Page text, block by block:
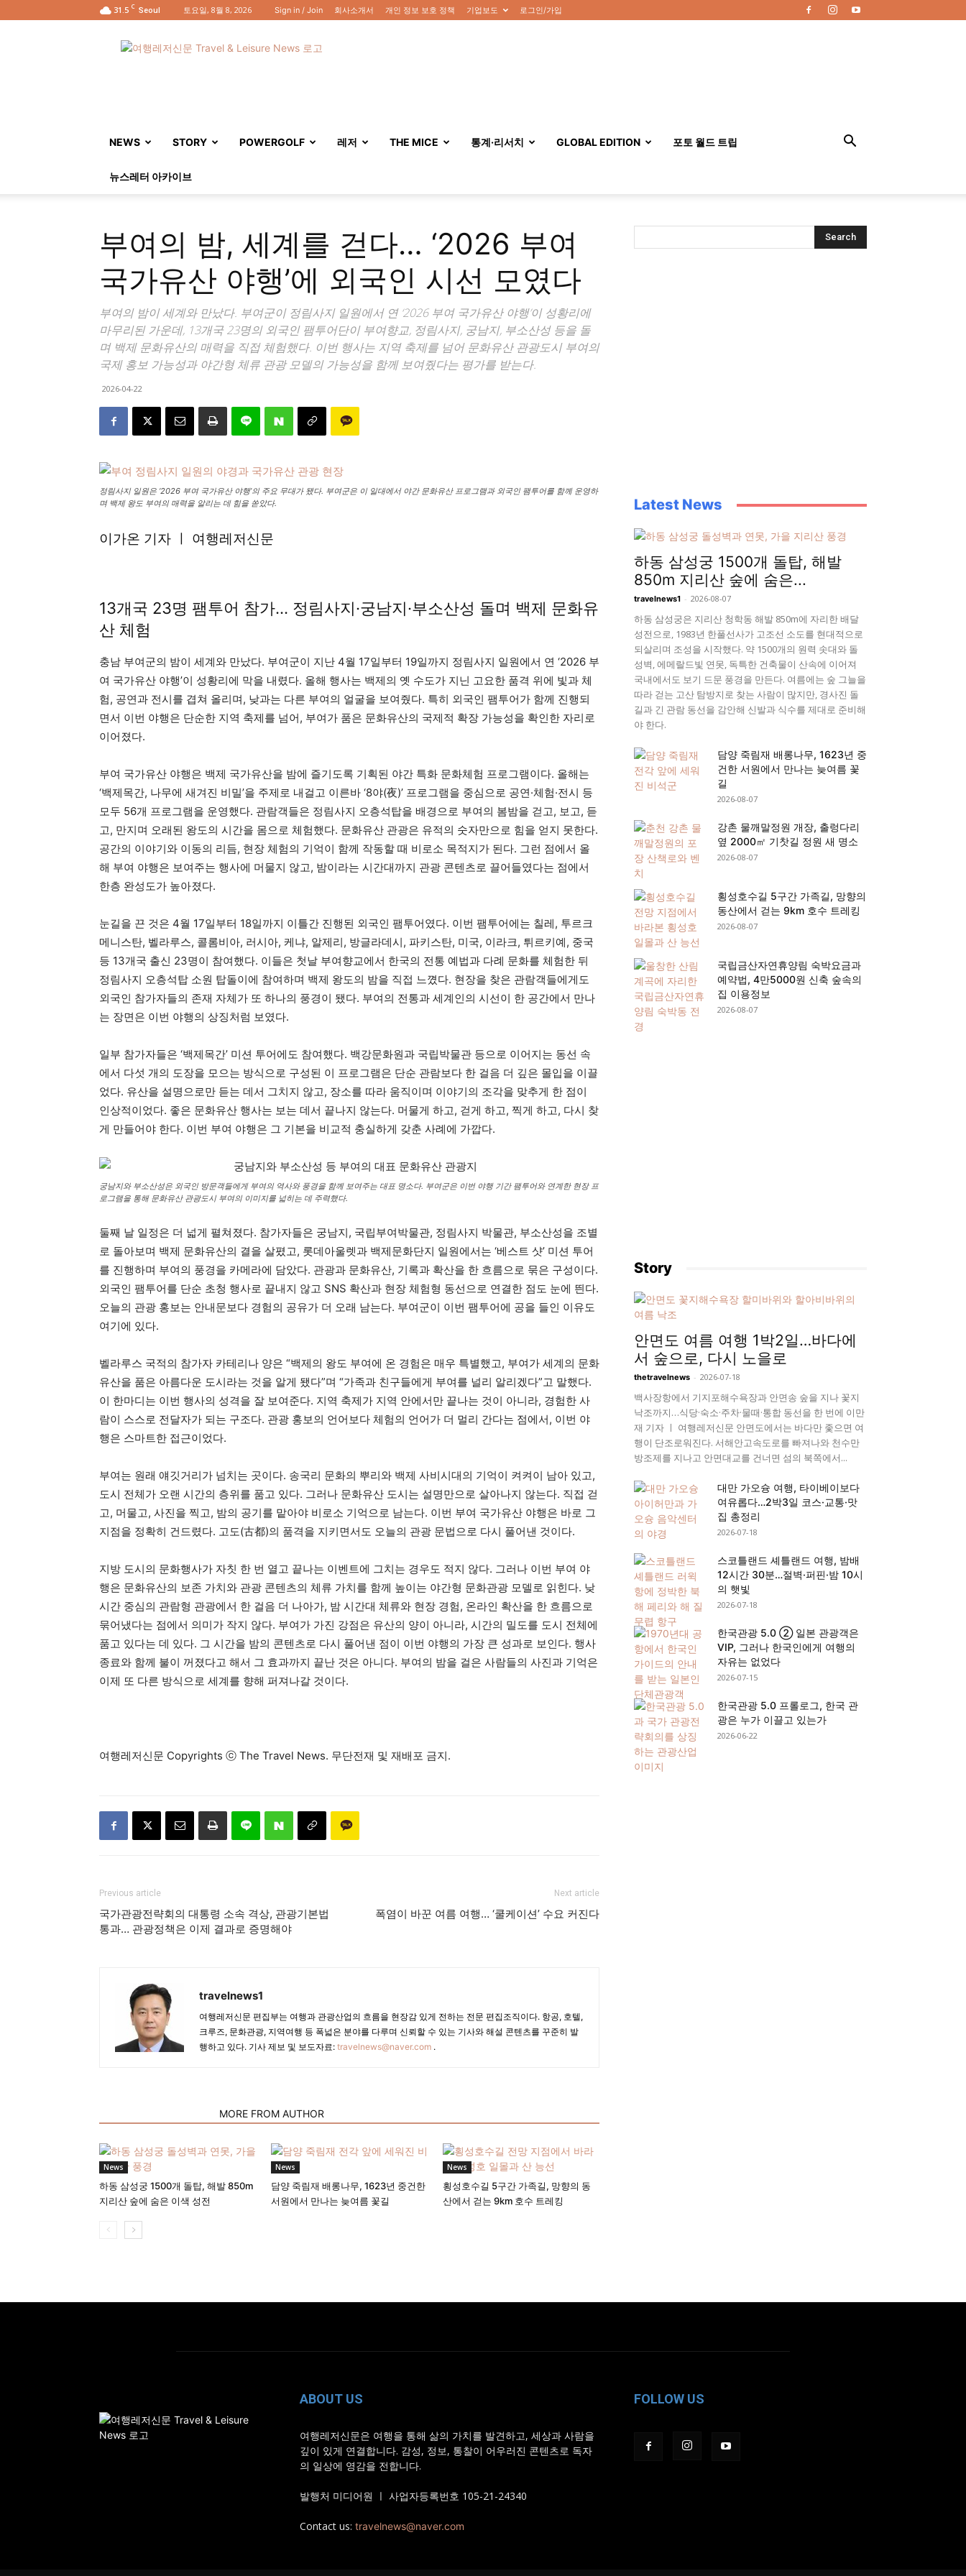
31.5 C Seoul 토요일, 8월 8, 2026 Sign in / Join 회사소개서 개인 정보 보호 정책 기업보도 로그인/가입
여
NEWS
STORY POWERGOLF 레저 THE MICE 통계·리서치 GLOBAL EDITION 포토 월드 트립
뉴스레터 아카이브
부여의 밤, 세계를 걷다… ‘2026 부여
국가유산 야행’에 외국인 시선 모였다
부여의 밤이 세계와 만났다. 부여군이 정림사지 일원에서 연 ‘2026 부여 국가유산 야행’이 성황리에
마무리된 가운데, 13개국 23명의 외국인 팸투어단이 부여향교, 정림사지, 궁남지, 부소산성 등을 돌
며 백제 문화유산의 매력을 직접 체험했다. 이번 행사는 지역 축제를 넘어 문화유산 관광도시 부여의
국제 홍보 가능성과 야간형 체류 관광 모델의 가능성을 함께 보여줬다는 평가를 받는다.
2026-04-22
정림사지 일원은 ‘2026 부여 국가유산 야행’의 주요 무대가 됐다. 부여군은 이 일대에서 야간 문화유산 프로그램과 외국인 팸투어를 함께 운영하
며 백제 왕도 부여의 매력을 알리는 데 힘을 쏟았다.
이가온 기자 ㅣ 여행레저신문
13개국 23명 팸투어 참가… 정림사지·궁남지·부소산성 돌며 백제 문화유
산 체험
충남 부여군의 밤이 세계와 만났다. 부여군이 지난 4월 17일부터 19일까지 정림사지 일원에서 연 ‘2026 부
여 국가유산 야행’이 성황리에 막을 내렸다. 올해 행사는 백제의 옛 수도가 지닌 고요한 품격 위에 빛과 체
험, 공연과 전시를 겹쳐 올리며, 낮과는 다른 부여의 얼굴을 보여줬다. 특히 외국인 팸투어가 함께 진행되
면서 이번 야행은 단순한 지역 축제를 넘어, 부여가 품은 문화유산의 국제적 확장 가능성을 확인한 자리로
이어졌다.
부여 국가유산 야행은 백제 국가유산을 밤에 즐기도록 기획된 야간 특화 문화체험 프로그램이다. 올해는
‘백제목간, 나무에 새겨진 비밀’을 주제로 내걸고 이른바 ‘8야(夜)’ 프로그램을 중심으로 공연·체험·전시 등
모두 56개 프로그램을 운영했다. 관람객들은 정림사지 오층석탑을 배경으로 부여의 봄밤을 걷고, 보고, 듣
고, 만지며 오래된 왕도의 시간을 몸으로 체험했다. 문화유산 관광은 유적의 숫자만으로 힘을 얻지 못한다.
공간의 이야기와 이동의 리듬, 현장 체험의 기억이 함께 작동할 때 비로소 목적지가 된다. 그런 점에서 올
해 부여 야행은 보여주는 행사에 머물지 않고, 밤이라는 시간대까지 관광 콘텐츠로 끌어들였다는 점에서
한층 완성도가 높아졌다.
눈길을 끈 것은 4월 17일부터 18일까지 이틀간 진행된 외국인 팸투어였다. 이번 팸투어에는 칠레, 투르크
메니스탄, 벨라루스, 콜롬비아, 러시아, 케냐, 알제리, 방글라데시, 파키스탄, 미국, 이라크, 튀르키예, 중국
등 13개국 출신 23명이 참여했다. 이들은 첫날 부여향교에서 한국의 전통 예법과 다례 문화를 체험한 뒤
정림사지 오층석탑 소원 탑돌이에 참여하며 백제 왕도의 밤을 직접 느꼈다. 현장을 찾은 관람객들에게도
외국인 참가자들의 존재 자체가 또 하나의 풍경이 됐다. 부여의 전통과 세계인의 시선이 한 공간에서 만나
는 장면은 이번 야행의 상징처럼 보였다.
일부 참가자들은 ‘백제목간’ 미션 투어에도 참여했다. 백강문화원과 국립박물관 등으로 이어지는 동선 속
에서 다섯 개의 도장을 모으는 방식으로 구성된 이 프로그램은 단순 관람보다 한 걸음 더 깊은 몰입을 이끌
었다. 유산을 설명으로만 듣는 데서 그치지 않고, 장소를 따라 움직이며 이야기의 조각을 맞추게 한 점이
인상적이었다. 좋은 문화유산 행사는 보는 데서 끝나지 않는다. 머물게 하고, 걷게 하고, 찍게 하고, 다시 찾
게 만들어야 한다. 이번 부여 야행은 그 기본을 비교적 충실하게 갖춘 사례에 가깝다.
궁남지와 부소산성은 외국인 방문객들에게 부여의 역사와 풍경을 함께 보여주는 대표 명소다. 부여군은 이번 야행 기간 팸투어와 연계한 현장 프
로그램을 통해 문화유산 관광도시 부여의 이미지를 넓히는 데 주력했다.
둘째 날 일정은 더 넓게 펼쳐졌다. 참가자들은 궁남지, 국립부여박물관, 정림사지 박물관, 부소산성을 조별
로 돌아보며 백제 문화유산의 결을 살폈고, 롯데아울렛과 백제문화단지 일원에서는 ‘베스트 샷’ 미션 투어
를 진행하며 부여의 풍경을 카메라에 담았다. 관광과 문화유산, 기록과 확산을 한 흐름으로 묶은 구성이다.
외국인 팸투어를 단순 초청 행사로 끝내지 않고 SNS 확산과 현장 체험형 동선으로 연결한 점도 눈에 띈다.
오늘의 관광 홍보는 안내문보다 경험의 공유가 더 오래 남는다. 부여군이 이번 팸투어에 공을 들인 이유도
여기에 있다.
벨라루스 국적의 참가자 카테리나 양은 “백제의 왕도 부여에 온 경험은 매우 특별했고, 부여가 세계의 문화
유산을 품은 아름다운 도시라는 것을 알게 됐다”며 “가족과 친구들에게 부여를 널리 알리겠다”고 말했다.
이 한마디는 이번 행사의 성격을 잘 보여준다. 지역 축제가 지역 안에서만 끝나는 것이 아니라, 경험한 사
람이 스스로 전달자가 되는 구조다. 관광 홍보의 언어보다 체험의 언어가 더 멀리 간다는 점에서, 이번 야
행은 스마트한 접근이었다.
부여는 원래 얘깃거리가 넘치는 곳이다. 송국리 문화의 뿌리와 백제 사비시대의 기억이 켜켜이 남아 있고,
도시 전체가 오랜 시간의 층위를 품고 있다. 그러나 문화유산 도시는 설명만으로 살아나지 않는다. 직접 걷
고, 머물고, 사진을 찍고, 밤의 공기를 맡아야 비로소 기억으로 남는다. 이번 부여 국가유산 야행은 바로 그
지점을 정확히 건드렸다. 고도(古都)의 품격을 지키면서도 오늘의 관광 문법으로 다시 풀어낸 것이다.
지방 도시의 문화행사가 자칫 한 번 열고 끝나는 이벤트에 그치는 경우도 적지 않다. 그러나 이번 부여 야
행은 문화유산의 보존 가치와 관광 콘텐츠의 체류 가치를 함께 높이는 야간형 문화관광 모델로 읽힌다. 낮
시간 중심의 관람형 관광에서 한 걸음 더 나아가, 밤 시간대 체류와 현장 경험, 온라인 확산을 한 흐름으로
묶어냈다는 점에서 의미가 작지 않다. 부여가 가진 강점은 유산의 양이 아니라, 시간의 밀도를 도시 전체에
품고 있다는 데 있다. 그 시간을 밤의 콘텐츠로 다시 풀어낸 점이 이번 야행의 가장 큰 성과로 보인다. 행사
종료와 함께 불이 꺼졌다고 해서 그 효과까지 끝난 것은 아니다. 부여의 밤을 걸은 사람들의 사진과 기억은
이제 또 다른 방식으로 세계를 향해 퍼져나갈 것이다.
여행레저신문 Copyrights ⓒ The Travel News. 무단전재 및 재배포 금지.
Previous article
국가관광전략회의 대통령 소속 격상, 관광기본법
통과… 관광정책은 이제 결과로 증명해야
Next article
폭염이 바꾼 여름 여행… ‘쿨케이션’ 수요 커진다
travelnews1
여행레저신문 편집부는 여행과 관광산업의 흐름을 현장감 있게 전하는 전문 편집조직이다. 항공, 호텔,
크루즈, 문화관광, 지역여행 등 폭넓은 분야를 다루며 신뢰할 수 있는 기사와 해설 콘텐츠를 꾸준히 발
행하고 있다. 기사 제보 및 보도자료: travelnews@naver.com .
MORE FROM AUTHOR
News
하동 삼성궁 1500개 돌탑, 해발 850m
지리산 숲에 숨은 이색 성전
News
담양 죽림재 배롱나무, 1623년 중건한
서원에서 만나는 늦여름 꽃길
News
횡성호수길 5구간 가족길, 망향의 동
산에서 걷는 9km 호수 트레킹
Latest News
하동 삼성궁 1500개 돌탑, 해발
850m 지리산 숲에 숨은...
travelnews1 - 2026-08-07
하동 삼성궁은 지리산 청학동 해발 850m에 자리한 배달
성전으로, 1983년 한풀선사가 고조선 소도를 현대적으로
되살리며 조성을 시작했다. 약 1500개의 원력 솟대와 돌
성벽, 에메랄드빛 연못, 독특한 건축물이 산속에 이어져
국내에서도 보기 드문 풍경을 만든다. 여름에는 숲 그늘을
따라 걷는 고산 탐방지로 찾는 사람이 많지만, 경사진 돌
길과 긴 관람 동선을 감안해 신발과 식수를 제대로 준비해
야 한다.
담양 죽림재 배롱나무, 1623년 중
건한 서원에서 만나는 늦여름 꽃
길
2026-08-07
강촌 물깨말정원 개장, 출렁다리
옆 2000㎡ 기찻길 정원 새 명소
2026-08-07
횡성호수길 5구간 가족길, 망향의
동산에서 걷는 9km 호수 트레킹
2026-08-07
국립금산자연휴양림 숙박요금과
예약법, 4만5000원 신축 숲속의
집 이용정보
2026-08-07
Story
안면도 여름 여행 1박2일…바다에
서 숲으로, 다시 노을로
thetravelnews - 2026-07-18
백사장항에서 기지포해수욕장과 안면송 숲을 지나 꽃지
낙조까지…식당·숙소·주차·물때·통합 동선을 한 번에 이만
재 기자 ㅣ 여행레저신문 안면도에서는 바다만 좇으면 여
행이 단조로워진다. 서해안고속도로를 빠져나와 천수만
방조제를 지나고 안면대교를 건너면 섬의 북쪽에서...
대만 가오슝 여행, 타이베이보다
여유롭다…2박3일 코스·교통·맛
집 총정리
2026-07-18
스코틀랜드 셰틀랜드 여행, 밤배
12시간 30분…절벽·퍼핀·밤 10시
의 햇빛
2026-07-18
한국관광 5.0 ② 일본 관광객은
VIP, 그러나 한국인에게 여행의
자유는 없었다
2026-07-15
한국관광 5.0 프롤로그, 한국 관
광은 누가 이끌고 있는가
2026-06-22
ABOUT US
여행레저신문은 여행을 통해 삶의 가치를 발견하고, 세상과 사람을
깊이 있게 연결합니다. 감성, 정보, 통찰이 어우러진 콘텐츠로 독자
의 일상에 영감을 전합니다.
발행처 미디어원 ㅣ 사업자등록번호 105-21-24340
Contact us: travelnews@naver.com
FOLLOW US